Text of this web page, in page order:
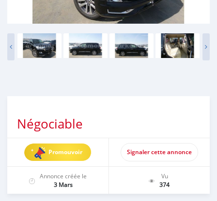
Négociable
Promouvoir Signaler cette annonce
Annonce créée le
3 Mars
Vu
374